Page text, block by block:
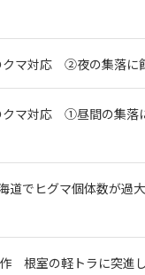
クマ対応 ②夜の集落に
クマ対応 ①昼間の集落
海道でヒグマ個体数が
根室の軽トラに突進